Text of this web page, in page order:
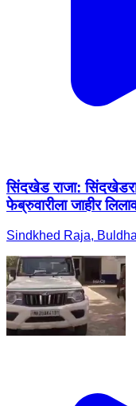
सिंदखेड राजा:
फेब्रुवारीला जाहीर
Sindkhed Raja,